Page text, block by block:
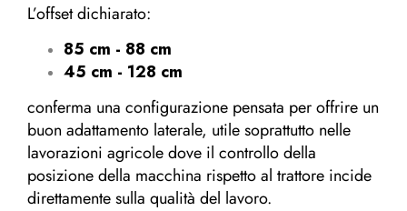
L’offset dichiarato:
85 cm - 88 cm
45 cm - 128 cm
conferma una configurazione pensata per offrire un
buon adattamento laterale, utile soprattutto nelle
lavorazioni agricole dove il controllo della
posizione della macchina rispetto al trattore incide
direttamente sulla qualità del lavoro.